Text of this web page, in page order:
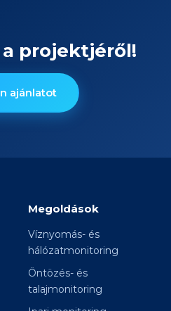
projektjéről!
ajánlatot
Megoldások
Víznyomás- és
hálózatmonitoring
Öntözés- és
talajmonitoring